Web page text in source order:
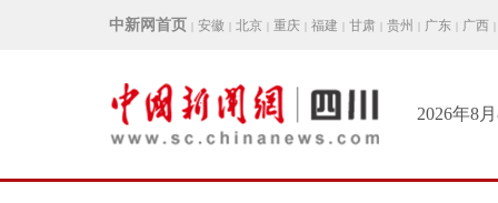
中新网首页 | 安徽 | 北京 | 重庆 | 福建 | 甘肃 | 贵州 | 广东 | 广西 |
2026年8